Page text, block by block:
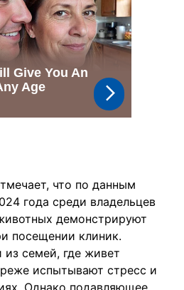
что по данным
года среди владельцев
демонстрируют
посещении клиник.
семей, где живет
испытывают стресс и
Однако подавляющее